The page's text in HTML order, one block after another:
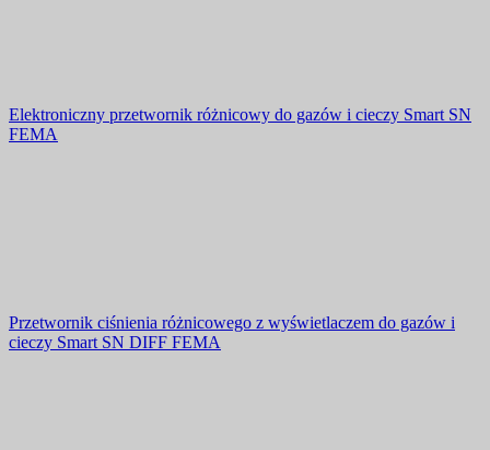
Elektroniczny przetwornik różnicowy do gazów i cieczy Smart SN
FEMA
Przetwornik ciśnienia różnicowego z wyświetlaczem do gazów i
cieczy Smart SN DIFF FEMA